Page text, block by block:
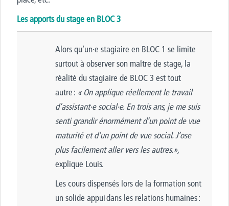
Les apports du stage en BLOC3
Alors qu’un·e stagiaire en BLOC 1 se limite
surtout à observer son maître de stage, la
réalité du stagiaire de BLOC3 est tout
autre : « On applique réellement le travail
d’assistant·e social·e. En trois ans, je me suis
senti grandir énormément d’un point de vue
maturité et d’un point de vue social. J’ose
plus facilement aller vers les autres.»,
explique Louis.
Les cours dispensés lors de la formation sont
un solide appui dans les relations humaines :